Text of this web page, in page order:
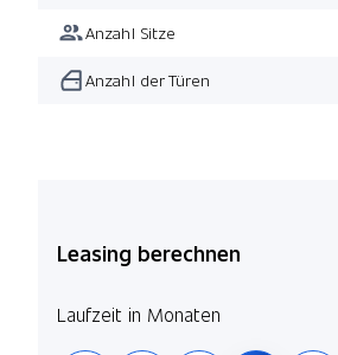
Anzahl Sitze
Anzahl der Türen
Leasing berechnen
Laufzeit in Monaten